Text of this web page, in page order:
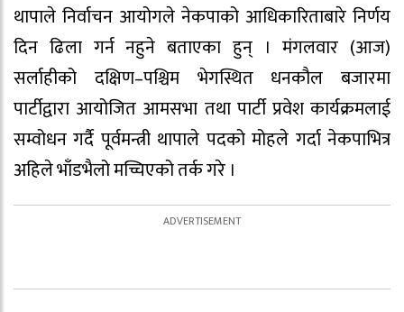
थापाले निर्वाचन आयोगले नेकपाको आधिकारिताबारे निर्णय
दिन ढिला गर्न नहुने बताएका हुन् । मंगलवार (आज)
सर्लाहीको दक्षिण–पश्चिम भेगस्थित धनकौल बजारमा
पार्टीद्वारा आयोजित आमसभा तथा पार्टी प्रवेश कार्यक्रमलाई
सम्वोधन गर्दै पूर्वमन्त्री थापाले पदको मोहले गर्दा नेकपाभित्र
अहिले भाँडभैलो मच्चिएको तर्क गरे ।